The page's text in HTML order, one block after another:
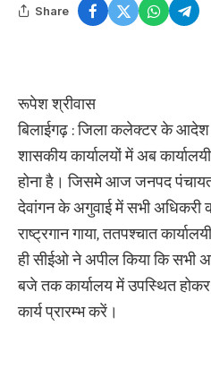
Share
रूपेश श्रीवास
बिलाईगढ़ : जिला कलेक्टर के
शासकीय कार्यालयों में अब
होना है। जिसमे आज जनपद
देवांगन के अगुवाई में सभी अधिकरी
राष्ट्रगान गाया, ततपश्चात
ही सीईओ ने अपील किया कि सभी
बजे तक कार्यालय में उपस्थित होकर
कार्य प्रारम्भ करें।